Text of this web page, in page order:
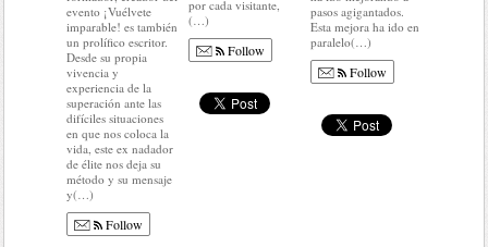
evento ¡Vuélvete
imparable! es también
un prolífico escritor.
Desde su propia
vivencia y
experiencia de la
superación ante las
difíciles situaciones
en que nos coloca la
vida, este ex nadador
de élite nos deja su
método y su mensaje
y(…)
Follow
por cada visitante,
(…)
Follow
pasos agigantados.
Esta mejora ha ido en
paralelo(…)
Follow